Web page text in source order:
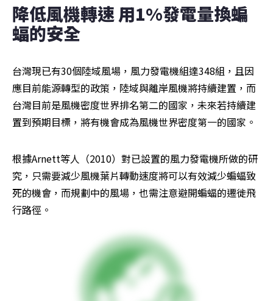
降低風機轉速 用1%發電量換蝙
蝠的安全
台灣現已有30個陸域風場，風力發電機組達348組，且因
應目前能源轉型的政策，陸域與離岸風機將持續建置，而
台灣目前是風機密度世界排名第二的國家，未來若持續建
置到預期目標，將有機會成為風機世界密度第一的國家。
根據Arnett等人（2010）對已設置的風力發電機所做的研
究，只需要減少風機葉片轉動速度將可以有效減少蝙蝠致
死的機會，而規劃中的風場，也需注意避開蝙蝠的遷徙飛
行路徑。